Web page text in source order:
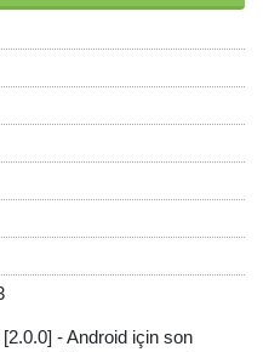
- Android için son